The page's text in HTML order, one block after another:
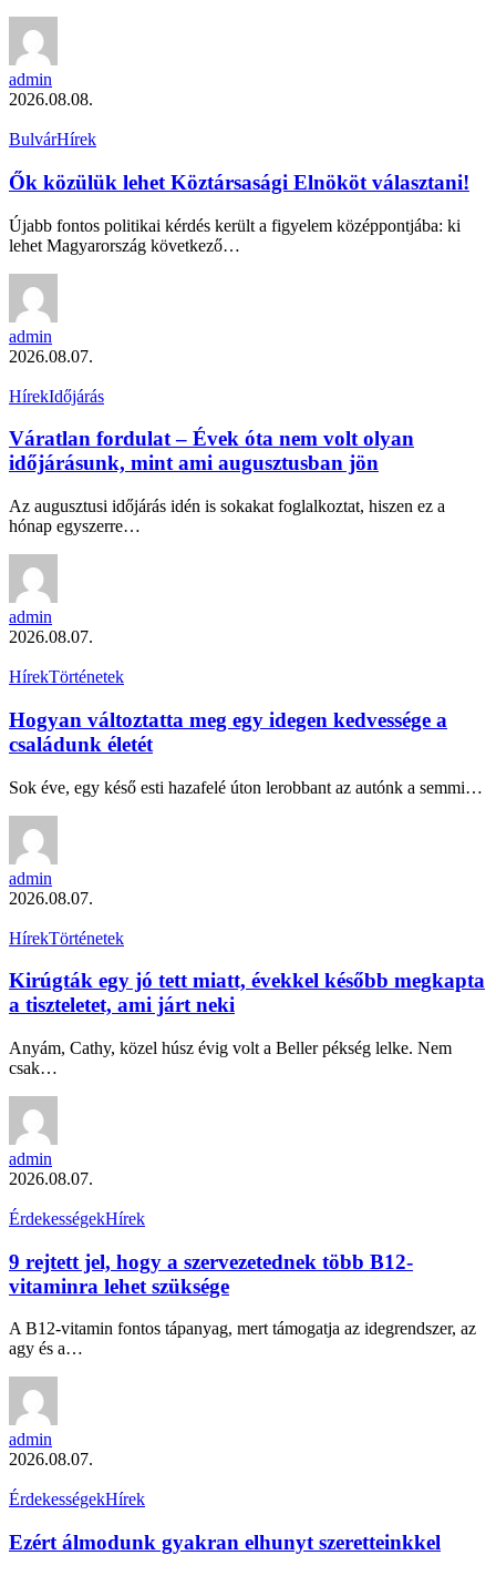
admin
2026.08.08.
BulvárHírek
Ők közülük lehet Köztársasági Elnököt választani!
Újabb fontos politikai kérdés került a figyelem középpontjába: ki
lehet Magyarország következő…
admin
2026.08.07.
HírekIdőjárás
Váratlan fordulat – Évek óta nem volt olyan
időjárásunk, mint ami augusztusban jön
Az augusztusi időjárás idén is sokakat foglalkoztat, hiszen ez a
hónap egyszerre…
admin
2026.08.07.
HírekTörténetek
Hogyan változtatta meg egy idegen kedvessége a
családunk életét
Sok éve, egy késő esti hazafelé úton lerobbant az autónk a semmi…
admin
2026.08.07.
HírekTörténetek
Kirúgták egy jó tett miatt, évekkel később megkapta
a tiszteletet, ami járt neki
Anyám, Cathy, közel húsz évig volt a Beller pékség lelke. Nem
csak…
admin
2026.08.07.
ÉrdekességekHírek
9 rejtett jel, hogy a szervezetednek több B12-
vitaminra lehet szüksége
A B12-vitamin fontos tápanyag, mert támogatja az idegrendszer, az
agy és a…
admin
2026.08.07.
ÉrdekességekHírek
Ezért álmodunk gyakran elhunyt szeretteinkkel